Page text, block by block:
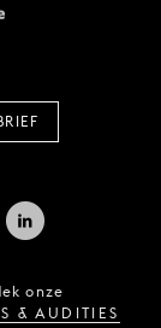
onze
& AUDITIES